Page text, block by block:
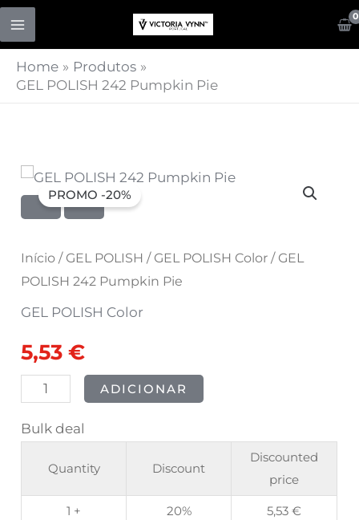
Skip
content
Home
Produtos
GEL POLISH 242 Pumpkin Pie
Início / GEL POLISH / GEL POLISH Color / GEL
POLISH 242 Pumpkin Pie
GEL POLISH Color
O
preço
original
5,53€
O
preço
atual
Quantidade
de
POLISH
242
ADICIONAR
Bulk deal
Quantity Discount
Discounted
price
1 + 20% 5,53€
PROMO -20%